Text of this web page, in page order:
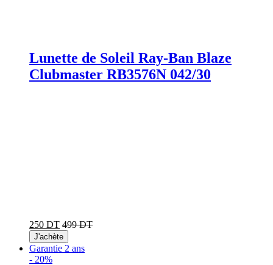
Lunette de Soleil Ray-Ban Blaze
Clubmaster RB3576N 042/30
250 DT 499 DT
J'achète
Garantie 2 ans
- 20%